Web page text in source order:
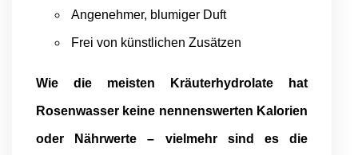
Angenehmer, blumiger Duft
Frei von künstlichen Zusätzen
Wie die meisten Kräuterhydrolate hat
Rosenwasser keine nennenswerten Kalorien
oder Nährwerte – vielmehr sind es die